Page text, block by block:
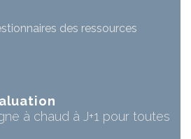
des ressources
à chaud à J+1 pour toutes